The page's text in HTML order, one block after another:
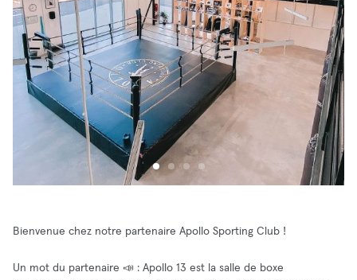
Bienvenue chez notre partenaire Apollo Sporting Club !
Un mot du partenaire 📣 : Apollo 13 est la salle de boxe